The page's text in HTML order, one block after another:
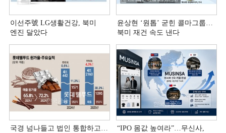
이선주號 LG생활건강, 북미
엔진 달았다
윤상현 ‘원톱ʼ 굳힌 콜마그룹…
북미 재건 속도 낸다
국경 넘나들고 법인 통합하고…
“IPO 몸값 높여라”…무신사,